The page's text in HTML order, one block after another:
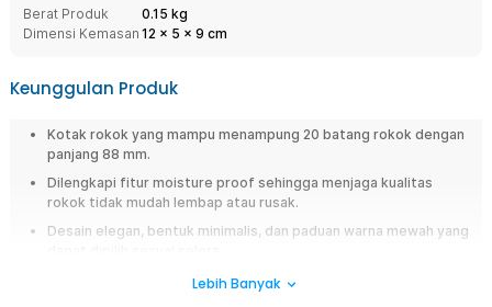
Berat Produk
0.15 kg
Dimensi Kemasan 12 x 5 x 9 cm
Keunggulan Produk
Kotak rokok yang mampu menampung 20 batang rokok dengan
panjang 88 mm.
Dilengkapi fitur moisture proof sehingga menjaga kualitas
rokok tidak mudah lembap atau rusak.
Desain elegan, bentuk minimalis, dan paduan warna mewah yang
Lebih Banyak